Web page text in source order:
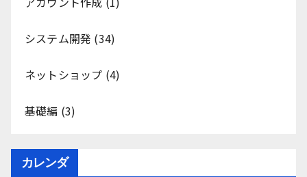
システム開発 (34)
ネットショップ (4)
基礎編 (3)
カレンダ